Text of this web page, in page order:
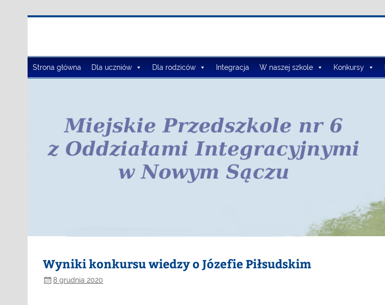
Strona główna Dla uczniów Dla rodziców Integracja W naszej szkole Konkursy
Wyniki konkursu wiedzy o Józefie Piłsudskim
8 grudnia 2020